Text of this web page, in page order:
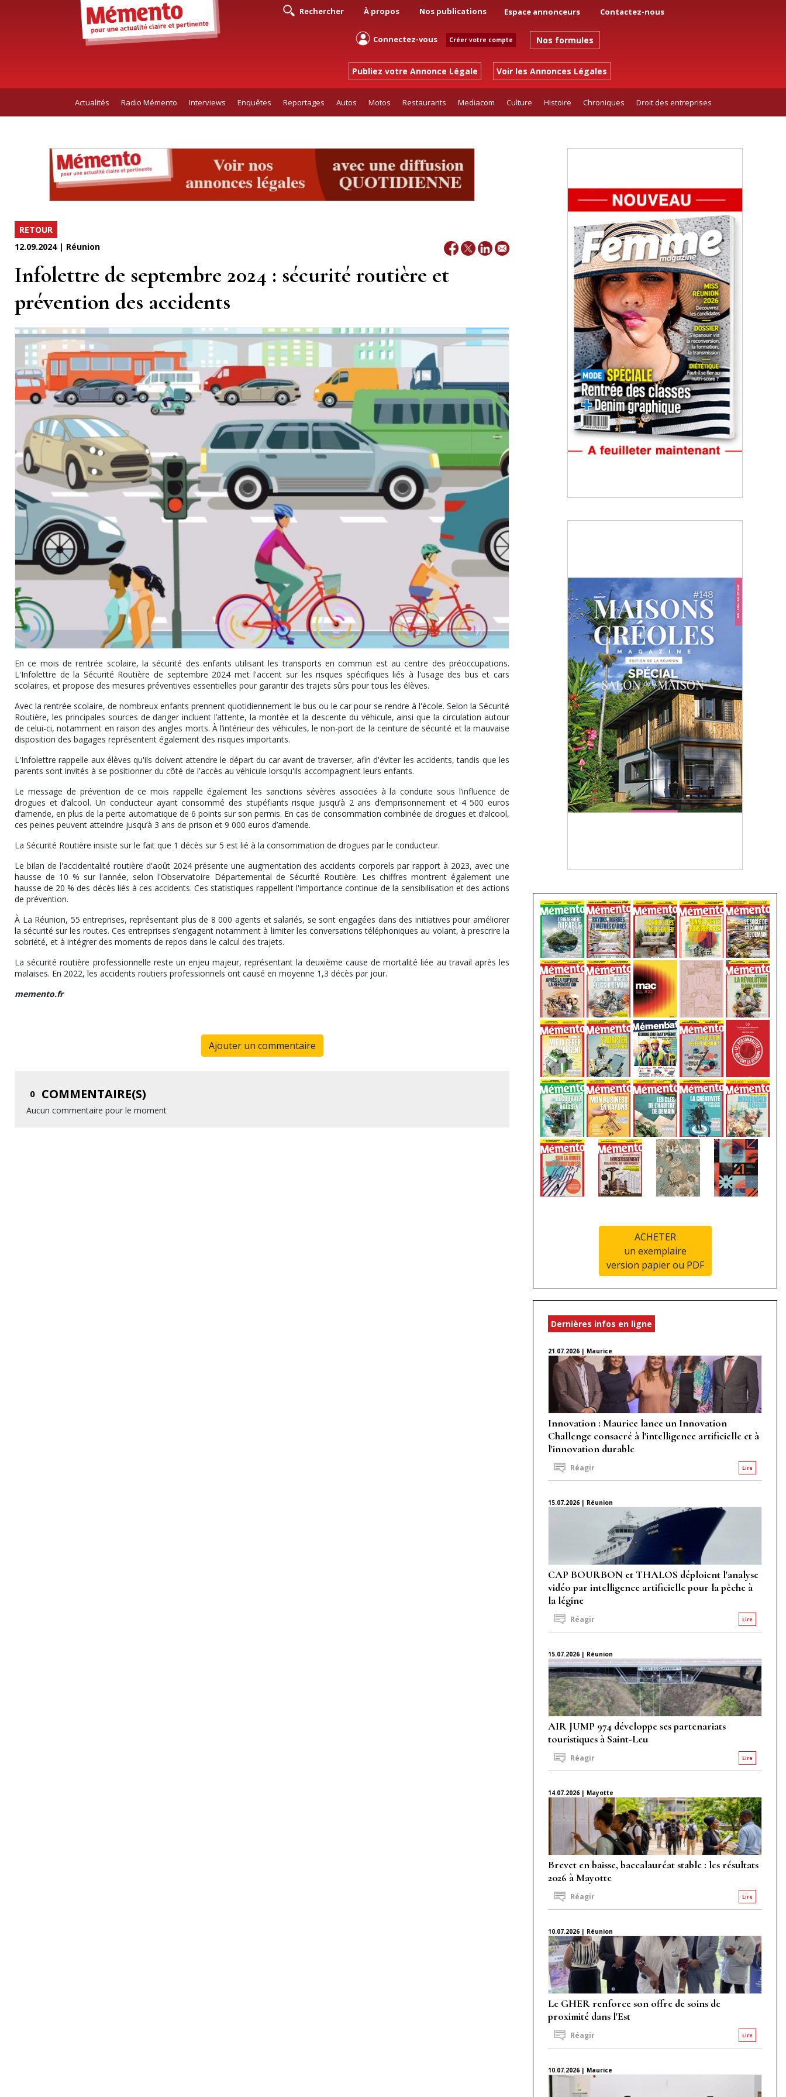
Rechercher À propos Nos publications Espace annonceurs Contactez-nous
Connectez-vous Créer votre compte Nos formules
Publiez votre Annonce Légale Voir les Annonces Légales
Actualités Radio Mémento Interviews Enquêtes Reportages Autos Motos Restaurants Mediacom Culture Histoire Chroniques Droit des entreprises
RETOUR
12.09.2024 | Réunion
Infolettre de septembre 2024 : sécurité routière et
prévention des accidents
En ce mois de rentrée scolaire, la sécurité des enfants utilisant les transports en commun est au centre des préoccupations.
L'Infolettre de la Sécurité Routière de septembre 2024 met l'accent sur les risques spécifiques liés à l'usage des bus et cars
scolaires, et propose des mesures préventives essentielles pour garantir des trajets sûrs pour tous les élèves.
Avec la rentrée scolaire, de nombreux enfants prennent quotidiennement le bus ou le car pour se rendre à l'école. Selon la Sécurité
Routière, les principales sources de danger incluent l’attente, la montée et la descente du véhicule, ainsi que la circulation autour
de celui-ci, notamment en raison des angles morts. À l’intérieur des véhicules, le non-port de la ceinture de sécurité et la mauvaise
disposition des bagages représentent également des risques importants.
L'Infolettre rappelle aux élèves qu'ils doivent attendre le départ du car avant de traverser, afin d'éviter les accidents, tandis que les
parents sont invités à se positionner du côté de l'accès au véhicule lorsqu'ils accompagnent leurs enfants.
Le message de prévention de ce mois rappelle également les sanctions sévères associées à la conduite sous l’influence de
drogues et d’alcool. Un conducteur ayant consommé des stupéfiants risque jusqu’à 2 ans d’emprisonnement et 4 500 euros
d’amende, en plus de la perte automatique de 6 points sur son permis. En cas de consommation combinée de drogues et d’alcool,
ces peines peuvent atteindre jusqu’à 3 ans de prison et 9 000 euros d’amende.
La Sécurité Routière insiste sur le fait que 1 décès sur 5 est lié à la consommation de drogues par le conducteur.
Le bilan de l'accidentalité routière d'août 2024 présente une augmentation des accidents corporels par rapport à 2023, avec une
hausse de 10 % sur l'année, selon l'Observatoire Départemental de Sécurité Routière. Les chiffres montrent également une
hausse de 20 % des décès liés à ces accidents. Ces statistiques rappellent l'importance continue de la sensibilisation et des actions
de prévention.
À La Réunion, 55 entreprises, représentant plus de 8 000 agents et salariés, se sont engagées dans des initiatives pour améliorer
la sécurité sur les routes. Ces entreprises s’engagent notamment à limiter les conversations téléphoniques au volant, à prescrire la
sobriété, et à intégrer des moments de repos dans le calcul des trajets.
La sécurité routière professionnelle reste un enjeu majeur, représentant la deuxième cause de mortalité liée au travail après les
malaises. En 2022, les accidents routiers professionnels ont causé en moyenne 1,3 décès par jour.
memento.fr
Ajouter un commentaire
0 COMMENTAIRE(S)
Aucun commentaire pour le moment
ACHETER
un exemplaire
version papier ou PDF
Dernières infos en ligne
21.07.2026 | Maurice
Innovation : Maurice lance un Innovation
Challenge consacré à l'intelligence artificielle et à
l'innovation durable
Lire
Réagir
15.07.2026 | Réunion
CAP BOURBON et THALOS déploient l'analyse
vidéo par intelligence artificielle pour la pêche à
la légine
Lire
Réagir
15.07.2026 | Réunion
AIR JUMP 974 développe ses partenariats
touristiques à Saint-Leu
Lire
Réagir
14.07.2026 | Mayotte
Brevet en baisse, baccalauréat stable : les résultats
2026 à Mayotte
Lire
Réagir
10.07.2026 | Réunion
Le GHER renforce son offre de soins de
proximité dans l'Est
Lire
Réagir
10.07.2026 | Maurice